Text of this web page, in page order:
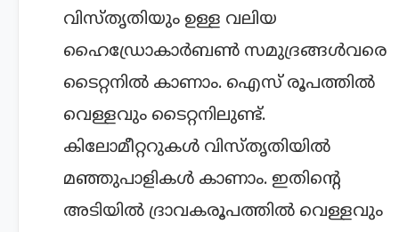
വിസ്തൃതിയും ഉള്ള വലിയ
ഹൈഡ്രോകാര്‍ബണ്‍ സമുദ്രങ്ങള്‍വരെ
ടൈറ്റനില്‍ കാണാം. ഐസ് രൂപത്തില്‍
വെള്ളവും ടൈറ്റനിലുണ്ട്.
കിലോമീറ്ററുകള്‍ വിസ്തൃതിയില്‍
മഞ്ഞുപാളികള്‍ കാണാം. ഇതിന്റെ
അടിയില്‍ ദ്രാവകരൂപത്തില്‍ വെള്ളവും